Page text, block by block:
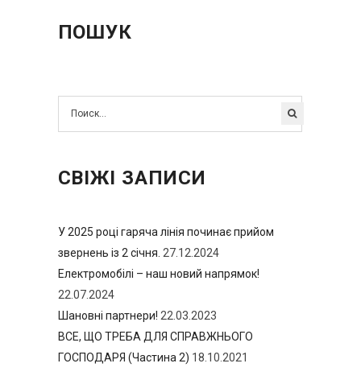
ПОШУК
СВІЖІ ЗАПИСИ
У 2025 році гаряча лінія починає прийом
звернень із 2 січня. 27.12.2024
Електромобілі – наш новий напрямок!
22.07.2024
Шановні партнери! 22.03.2023
ВСЕ, ЩО ТРЕБА ДЛЯ СПРАВЖНЬОГО
ГОСПОДАРЯ (Частина 2) 18.10.2021